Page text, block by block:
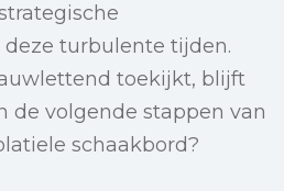
turbulente tijden.
toekijkt, blijft
de volgende stappen van
schaakbord?